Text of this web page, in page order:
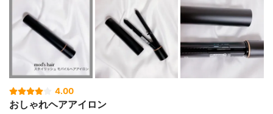
4.00
おしゃれヘアアイロン